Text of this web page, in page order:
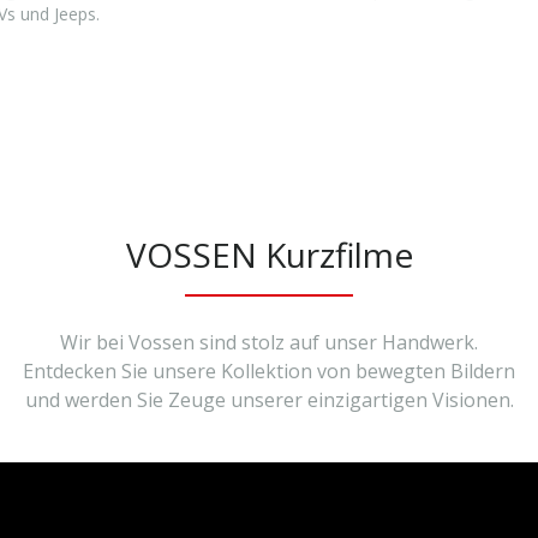
und Jeeps.
VOSSEN Kurzfilme
Wir bei Vossen sind stolz auf unser Handwerk.
Entdecken Sie unsere Kollektion von bewegten Bildern
und werden Sie Zeuge unserer einzigartigen Visionen.